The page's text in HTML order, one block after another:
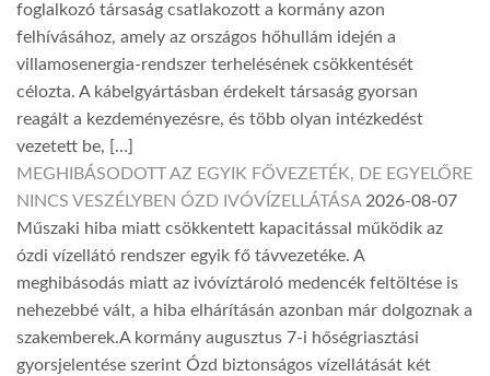
foglalkozó társaság csatlakozott a kormány azon
felhívásához, amely az országos hőhullám idején a
villamosenergia-rendszer terhelésének csökkentését
célozta. A kábelgyártásban érdekelt társaság gyorsan
reagált a kezdeményezésre, és több olyan intézkedést
vezetett be, […]
MEGHIBÁSODOTT AZ EGYIK FŐVEZETÉK, DE EGYELŐRE
NINCS VESZÉLYBEN ÓZD IVÓVÍZELLÁTÁSA 2026-08-07
Műszaki hiba miatt csökkentett kapacitással működik az
ózdi vízellátó rendszer egyik fő távvezetéke. A
meghibásodás miatt az ivóvíztároló medencék feltöltése is
nehezebbé vált, a hiba elhárításán azonban már dolgoznak a
szakemberek.A kormány augusztus 7-i hőségriasztási
gyorsjelentése szerint Ózd biztonságos vízellátását két